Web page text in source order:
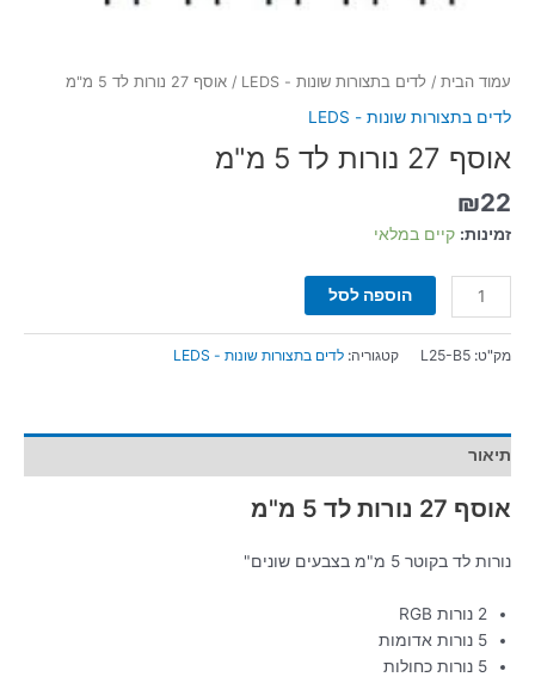
עמוד הבית / לדים בתצורות שונות - LEDS / אוסף 27 נורות לד 5 מ"מ
לדים בתצורות שונות - LEDS
אוסף 27 נורות לד 5 מ"מ
₪22
זמינות: קיים במלאי
הוספה לסל
מק"ט: L25-B5 קטגוריה: לדים בתצורות שונות - LEDS
תיאור
אוסף 27 נורות לד 5 מ"מ
נורות לד בקוטר 5 מ"מ בצבעים שונים"
2 נורות RGB
5 נורות אדומות
5 נורות כחולות